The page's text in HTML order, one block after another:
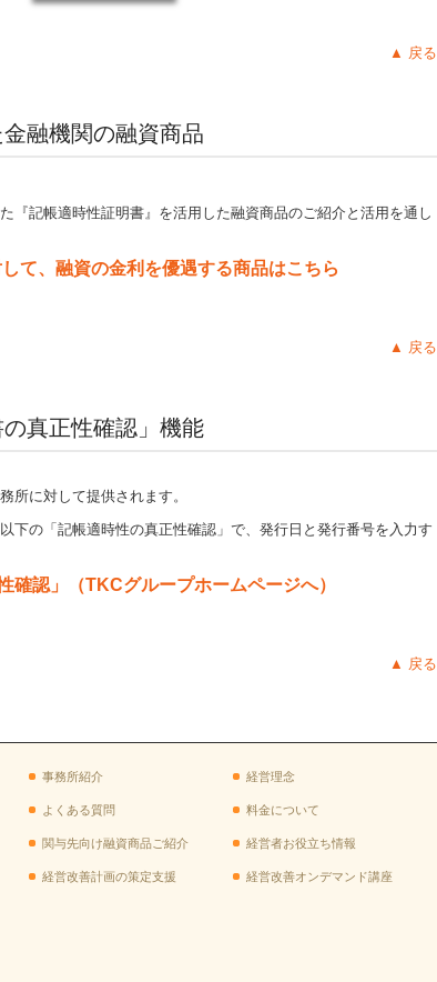
▲ 戻る
融機関の融資商品
『記帳適時性証明書 』 を活用した融資商品のご紹介と活用を通し
て、 融資の金利を優遇する商品はこちら
▲ 戻る
真正性確認」機能
所に対して提供されます。
下の「記帳適時性の真正性確認」 で、発行日と発行番号を入力す
確認」（TKCグループホームページへ）
▲ 戻る
事務所紹介 経営理念
よくある質問 料金について
関与先向け融資商品ご紹介 経営者お役立ち情報
経営改善計画の策定支援 経営改善オンデマンド講座